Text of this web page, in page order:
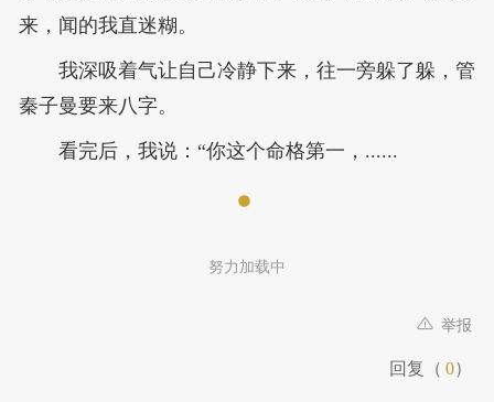
来，闻的我直迷糊。
我深吸着气让自己冷静下来，往一旁躲了躲，管
秦子曼要来八字。
看完后，我说：“你这个命格第一，......
努力加载中
举报
回复（ 0）